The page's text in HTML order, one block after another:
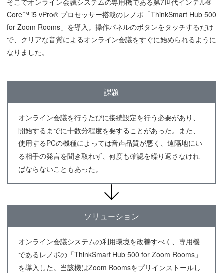
Core™ i5 vPro® プロセッサー搭載のレノボ「ThinkSmart Hub 500
for Zoom Rooms」を導入。操作パネルのボタンをタッチするだけ
で、クリアな音質によるオンライン会議をすぐに始められるように
なりました。
課題
オンライン会議を行うたびに接続設定を行う必要があり、
開始するまでに十数分程度を要することがあった。また、
使用するPCの機種によっては音声品質が悪く、遠隔地にい
る相手の発言を聞き取れず、何度も確認を繰り返さなけれ
ばならないこともあった。
ソリューション
オンライン会議システムの利用環境を改善すべく、専用機
であるレノボの「ThinkSmart Hub 500 for Zoom Rooms」
を導入した。当該機はZoom Roomsをプリインストールし